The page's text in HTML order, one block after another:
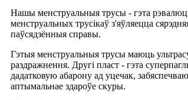
Нашы менструальныя трусы - гэта
менструальных трусікаў з'яўляецца
паўсядзённыя справы.
Гэтыя менструальныя трусы маюць
раздражнення. Другі пласт - гэта
дадатковую абарону ад уцечак,
аптымальнае здароўе скуры.